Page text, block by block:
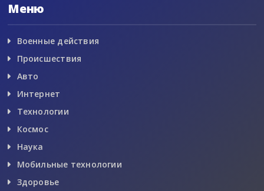
Меню
Военные действия
Происшествия
Авто
Интернет
Технологии
Космос
Наука
Мобильные технологии
Здоровье